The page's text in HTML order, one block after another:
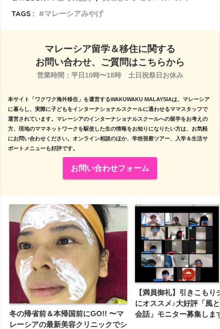
TAGS :
マレーシアみやげ
マレーシア留学＆移住に関する
お問い合わせ、ご質問はこちらから
営業時間：平日10時〜18時　土日祝祭日お休み
本サイト「ワクワク海外移住」を運営するWAKUWAKU MALAYSIAは、マレーシア
に暮らし、実際に子どもをインターナショナルスクールに通わせるママスタッフで
運営されています。マレーシアのインターナショナルスクールへの留学をお考えの
方、現地のママネットワークを駆使した生の情報をお知りになりたい方は、お気軽
にお問い合わせください。オンライン相談のほか、学校視察ツアー、入学＆生活サ
ポートメニューも好評です。
お問い合わせフォーム
冬の帰省前＆本帰国前にGO!! 〜マ
レーシアの最新美容クリニックでシ
【満員御礼】引きこもり
にオススメ♪大好評「風
会話」モニター募集しま